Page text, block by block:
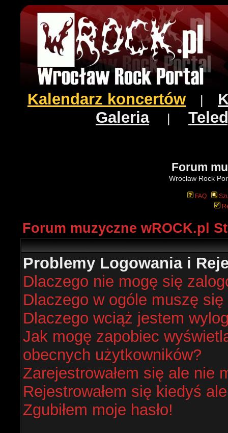
Kalendarz koncertów
Galeria|
Forum
Wrocław Rock
FAQ
Forum muzyczne wROCK.pl
Problemy Logowania i
Dlaczego nie mogę się
Dlaczego w ogóle muszę
Dlaczego wciąż jestem
Jak mogę zapobiec
obecnych użytkowników?
Zarejestrowałem się ale nie
Rejestrowałem się kiedyś
Zgubiłem moje hasło!